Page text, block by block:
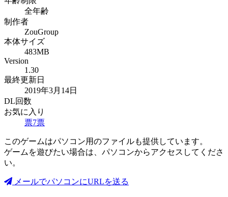
全年齢
制作者
ZouGroup
本体サイズ
483MB
Version
1.30
最終更新日
2019年3月14日
DL回数
お気に入り
票7票
このゲームはパソコン用のファイルも提供しています。
ゲームを遊びたい場合は、パソコンからアクセスしてくださ
い。
メールでパソコンにURLを送る